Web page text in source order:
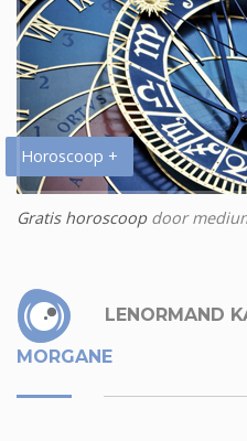
Horoscoop +
Gratis horoscoopdoor
LENORMAND
MORGANE